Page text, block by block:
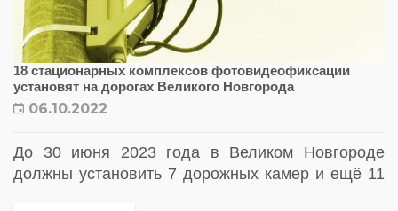
18 стационарных комплексов фотовидеофиксации
установят на дорогах Великого Новгорода
06.10.2022
До 30 июня 2023 года в Великом Новгороде
должны установить 7 дорожных камер и ещё 11